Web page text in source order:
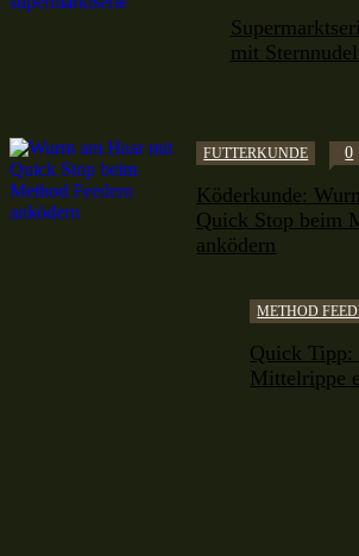
mit
FUTTERKUNDE 0
Köderkunde:
Quick Stop beim
anködern
METHOD
Quick Tipp:
Mittelrippe